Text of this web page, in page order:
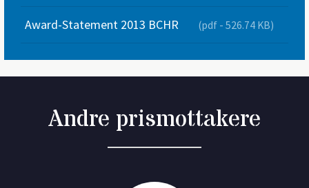
Award-Statement 2013 BCHR (pdf - 526.74 KB)
Andre prismottakere